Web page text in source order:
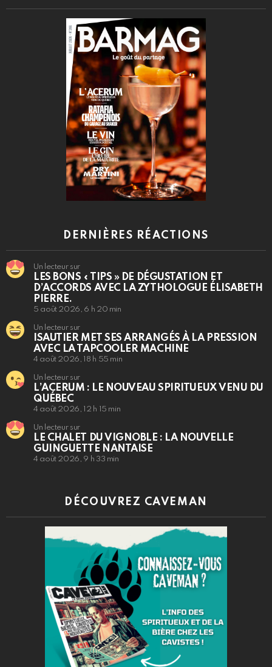
DERNIÈRES RÉACTIONS
Un lecteur sur
LES BONS « TIPS » DE DÉGUSTATION ET
D’ACCORDS AVEC LA ZYTHOLOGUE ÉLISABETH
PIERRE.
5 août 2026, 6 h 20 min
Un lecteur sur
ISAUTIER MET SES ARRANGÉS À LA PRESSION
AVEC LA TAPCOOLER MACHINE
4 août 2026, 18 h 55 min
Un lecteur sur
L’ACERUM : LE NOUVEAU SPIRITUEUX VENU DU
QUÉBEC
4 août 2026, 12 h 15 min
Un lecteur sur
LE CHALET DU VIGNOBLE : LA NOUVELLE
GUINGUETTE NANTAISE
4 août 2026, 9 h 33 min
DÉCOUVREZ CAVEMAN